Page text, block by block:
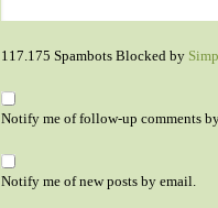
117.175 Spambots Blocked by
Notify me of follow-up comments
Notify me of new posts by email.